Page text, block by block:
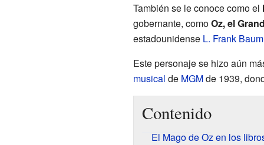
También se le conoce como el
gobernante, comoOz, el
estadounidense L. Frank Baum
Este personaje se hizo aún
musical de MGMde 1939,
Contenido
El Mago de Oz en los